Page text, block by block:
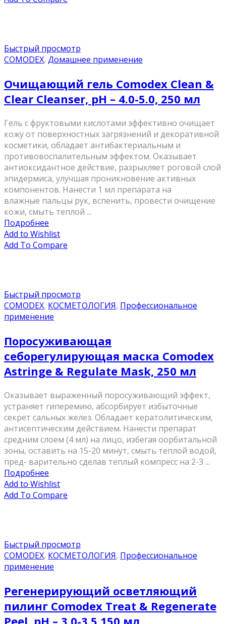
Быстрый просмотр
COMODEX, Домашнее применение
Очищающий гель Comodex Clean &
Clear Cleanser, pH – 4.0-5.0, 250 мл
Гель с фруктовыми кислотами эффективно очищает
кожу от поверхностных загрязнений и декоративной
косметики, обладает антибактериальным и
противовоспалительным эффектом. Оказывает
антиоксидантное действие, разрыхляет роговой слой
эпидермиса, улучшая проникновение активных
компонентов. Нанести 1 мл препарата на
влажные пальцы рук, вспенить, провести очищение
кожи, смыть теплой ...
Подробнее
Add to Wishlist
Add To Compare
Быстрый просмотр
COMODEX, КОСМЕТОЛОГИЯ, Профессиональное
применение
Поросуживающая
себорегулирующая маска Comodex
Astringe & Regulate Mask, 250 мл
Оказывает выраженный поросуживающий эффект,
устраняет гиперемию, абсорбирует избыточные
секрет сальных желез. Обладает кератолитическим,
антисептическим действием. Нанести препарат
средним слоем (4 мл) на лицо, избегая оорбитальной
зоны, оставить на 15-20 минут, смыть теплой водой,
пред- варительно сделав теплый компресс на 2-3 ...
Подробнее
Add to Wishlist
Add To Compare
Быстрый просмотр
COMODEX, КОСМЕТОЛОГИЯ, Профессиональное
применение
Регенерирующий осветляющий
пилинг Comodex Treat & Regenerate